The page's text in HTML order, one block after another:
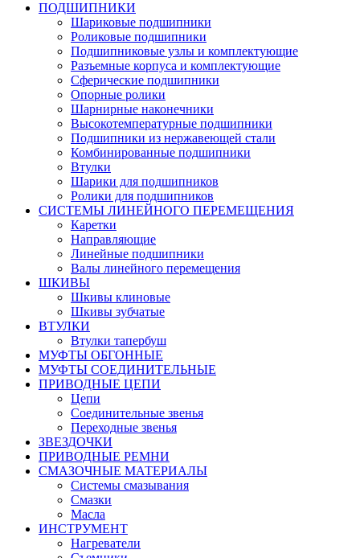
ПОДШИПНИКИ
Шариковые подшипники
Роликовые подшипники
Подшипниковые узлы и комплектующие
Разъемные корпуса и комплектующие
Сферические подшипники
Опорные ролики
Шарнирные наконечники
Высокотемпературные подшипники
Подшипники из нержавеющей стали
Комбинированные подшипники
Втулки
Шарики для подшипников
Ролики для подшипников
СИСТЕМЫ ЛИНЕЙНОГО ПЕРЕМЕЩЕНИЯ
Каретки
Направляющие
Линейные подшипники
Валы линейного перемещения
ШКИВЫ
Шкивы клиновые
Шкивы зубчатые
ВТУЛКИ
Втулки тапербуш
МУФТЫ ОБГОННЫЕ
МУФТЫ СОЕДИНИТЕЛЬНЫЕ
ПРИВОДНЫЕ ЦЕПИ
Цепи
Соединительные звенья
Переходные звенья
ЗВЕЗДОЧКИ
ПРИВОДНЫЕ РЕМНИ
СМАЗОЧНЫЕ МАТЕРИАЛЫ
Системы смазывания
Смазки
Масла
ИНСТРУМЕНТ
Нагреватели